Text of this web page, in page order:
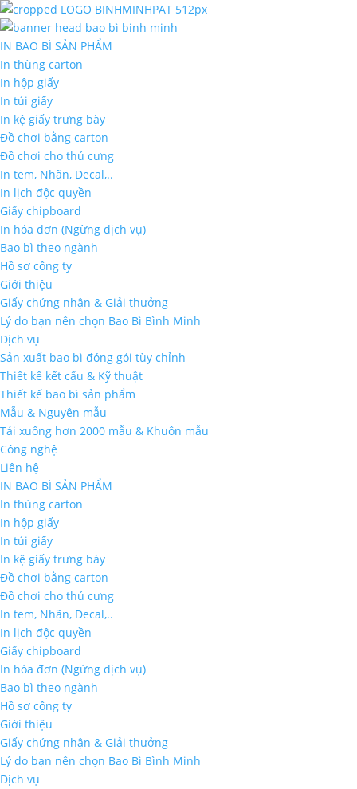
IN BAO BÌ SẢN PHẨM
In thùng carton
In hộp giấy
In túi giấy
In kệ giấy trưng bày
Đồ chơi bằng carton
Đồ chơi cho thú cưng
In tem, Nhãn, Decal,..
In lịch độc quyền
Giấy chipboard
In hóa đơn (Ngừng dịch vụ)
Bao bì theo ngành
Hồ sơ công ty
Giới thiệu
Giấy chứng nhận & Giải thưởng
Lý do bạn nên chọn Bao Bì Bình Minh
Dịch vụ
Sản xuất bao bì đóng gói tùy chỉnh
Thiết kế kết cấu & Kỹ thuật
Thiết kế bao bì sản phẩm
Mẫu & Nguyên mẫu
Tải xuống hơn 2000 mẫu & Khuôn mẫu
Công nghệ
Liên hệ
IN BAO BÌ SẢN PHẨM
In thùng carton
In hộp giấy
In túi giấy
In kệ giấy trưng bày
Đồ chơi bằng carton
Đồ chơi cho thú cưng
In tem, Nhãn, Decal,..
In lịch độc quyền
Giấy chipboard
In hóa đơn (Ngừng dịch vụ)
Bao bì theo ngành
Hồ sơ công ty
Giới thiệu
Giấy chứng nhận & Giải thưởng
Lý do bạn nên chọn Bao Bì Bình Minh
Dịch vụ